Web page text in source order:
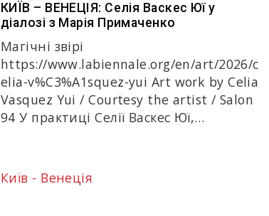
КИЇВ – ВЕНЕЦІЯ: Селія Васкес Юї у
діалозі з Марія Примаченко
Магічні звірі
https://www.labiennale.org/en/art/2026/c
elia-v%C3%A1squez-yui Art work by Celia
Vasquez Yui / Courtesy the artist / Salon
94 У практиці Селії Васкес Юї,…
Київ - Венеція